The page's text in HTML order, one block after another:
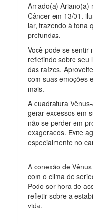
Amado(a) Ariano(a)
Câncer em 13/01,
lar, trazendo à tona
profundas.
Você pode se sentir
refletindo sobre seu
das raízes.
com suas emoções
mais.
A quadratura
gerar excessos em
não se perder em
exagerados. Evite
especialmente no
A conexão de
com o clima de
Pode ser hora de
refletir sobre a
vida.